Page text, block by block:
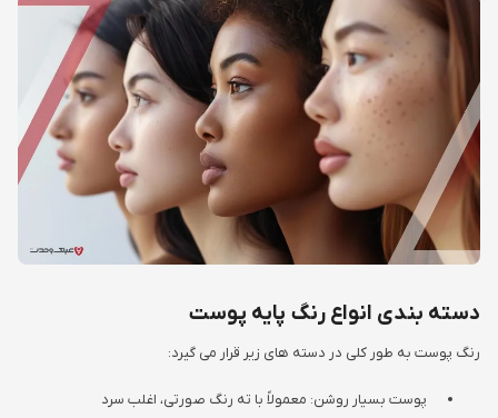
دسته بندی انواع رنگ پایه پوست
رنگ پوست به طور کلی در دسته های زیر قرار می گیرد:
پوست بسیار روشن: معمولاً با ته رنگ صورتی، اغلب سرد